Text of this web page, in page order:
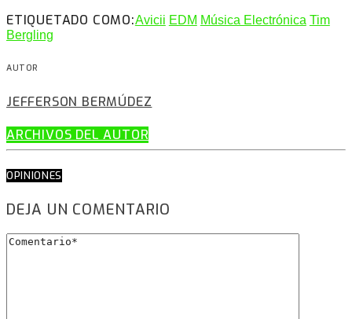
ETIQUETADO COMO:Avicii EDM Música Electrónica Tim
Bergling
AUTOR
JEFFERSON BERMÚDEZ
ARCHIVOS DEL AUTOR
OPINIONES
DEJA UN COMENTARIO